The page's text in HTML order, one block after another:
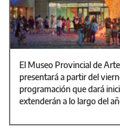
El Museo Provincial de
presentará a partir del
programación que dará
extenderán a lo largo del